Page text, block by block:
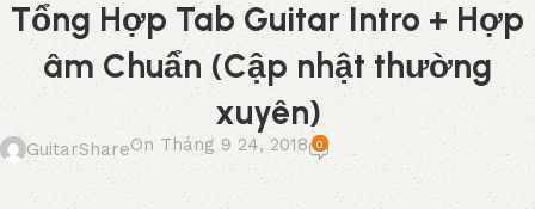
Tổng Hợp Tab Guitar Intro + Hợp
âm Chuẩn (Cập nhật thường
xuyên)
GuitarShareOn Tháng 9 24, 2018 0